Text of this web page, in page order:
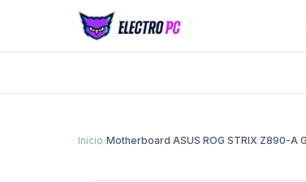
Inicio/Motherboard ASUS ROG STRIX Z890-A